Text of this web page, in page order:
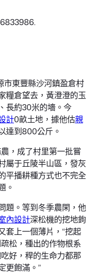
市東豐縣沙河鎮盈倉村
糧倉望去，黃澄澄的玉
長約30米的墻。今
計0畝土地，據他估親
達到800公斤。
，成了村里第一批嘗
屬于丘陵半山區，發灰
平播耕種方式也不完全
。
題。等到冬季農閑，他
內設計深松機的挖地鉤
套上一個薄片，“挖起
松，種出的作物根系
好，稈的生命力都那
更飽滿。”